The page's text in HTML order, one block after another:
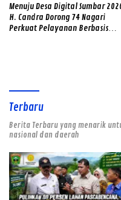
Menuju Desa Digital Sumbar
H. Candra Dorong 74 Nagari
Perkuat Pelayanan Berbasis
Terbaru
Berita Terbaru yang menarik
nasional dan daerah